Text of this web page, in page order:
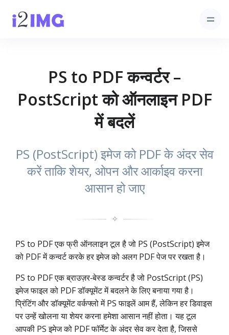
PS to PDF कन्वर्टर –
PostScript को ऑनलाइन PDF
में बदलें
PS (PostScript) इमेज को PDF के अंदर सेव
करें ताकि शेयर, ओपन और आर्काइव करना
आसान हो जाए
✧
PS to PDF एक फ्री ऑनलाइन टूल है जो PS (PostScript) इमेज
को PDF में कन्वर्ट करके हर इमेज को अलग PDF पेज पर रखता है।
PS to PDF एक ब्राउज़र‑बेस्ड कन्वर्टर है जो PostScript (PS)
इमेज फाइल को PDF डॉक्यूमेंट में बदलने के लिए बनाया गया है।
प्रिंटिंग और डॉक्यूमेंट वर्कफ्लो में PS फाइलें आम हैं, लेकिन हर डिवाइस
पर उन्हें खोलना या शेयर करना हमेशा आसान नहीं होता। यह टूल
आपकी PS इमेज को PDF फॉर्मेट के अंदर सेव कर देता है, जिससे